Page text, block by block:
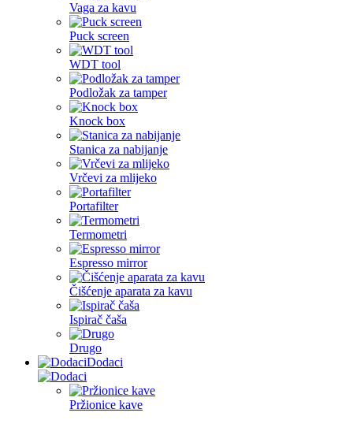
Vaga za kavu
Puck screen
WDT tool
Podložak za tamper
Knock box
Stanica za nabijanje
Vrčevi za mlijeko
Portafilter
Termometri
Espresso mirror
Čišćenje aparata za kavu
Ispirač čaša
Drugo
Dodaci
Pržionice kave